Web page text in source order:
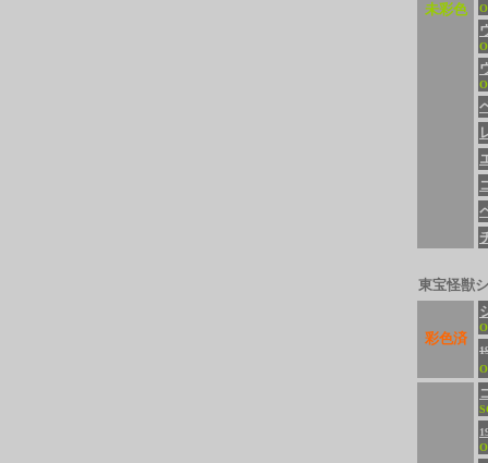
未彩色
東宝怪獣
彩色済